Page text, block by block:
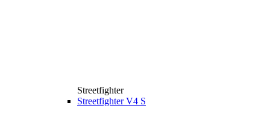
Streetfighter
Streetfighter V4 S